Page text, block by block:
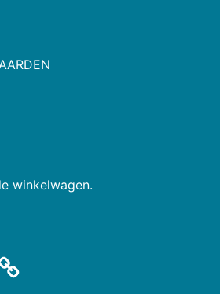
winkelwagen.